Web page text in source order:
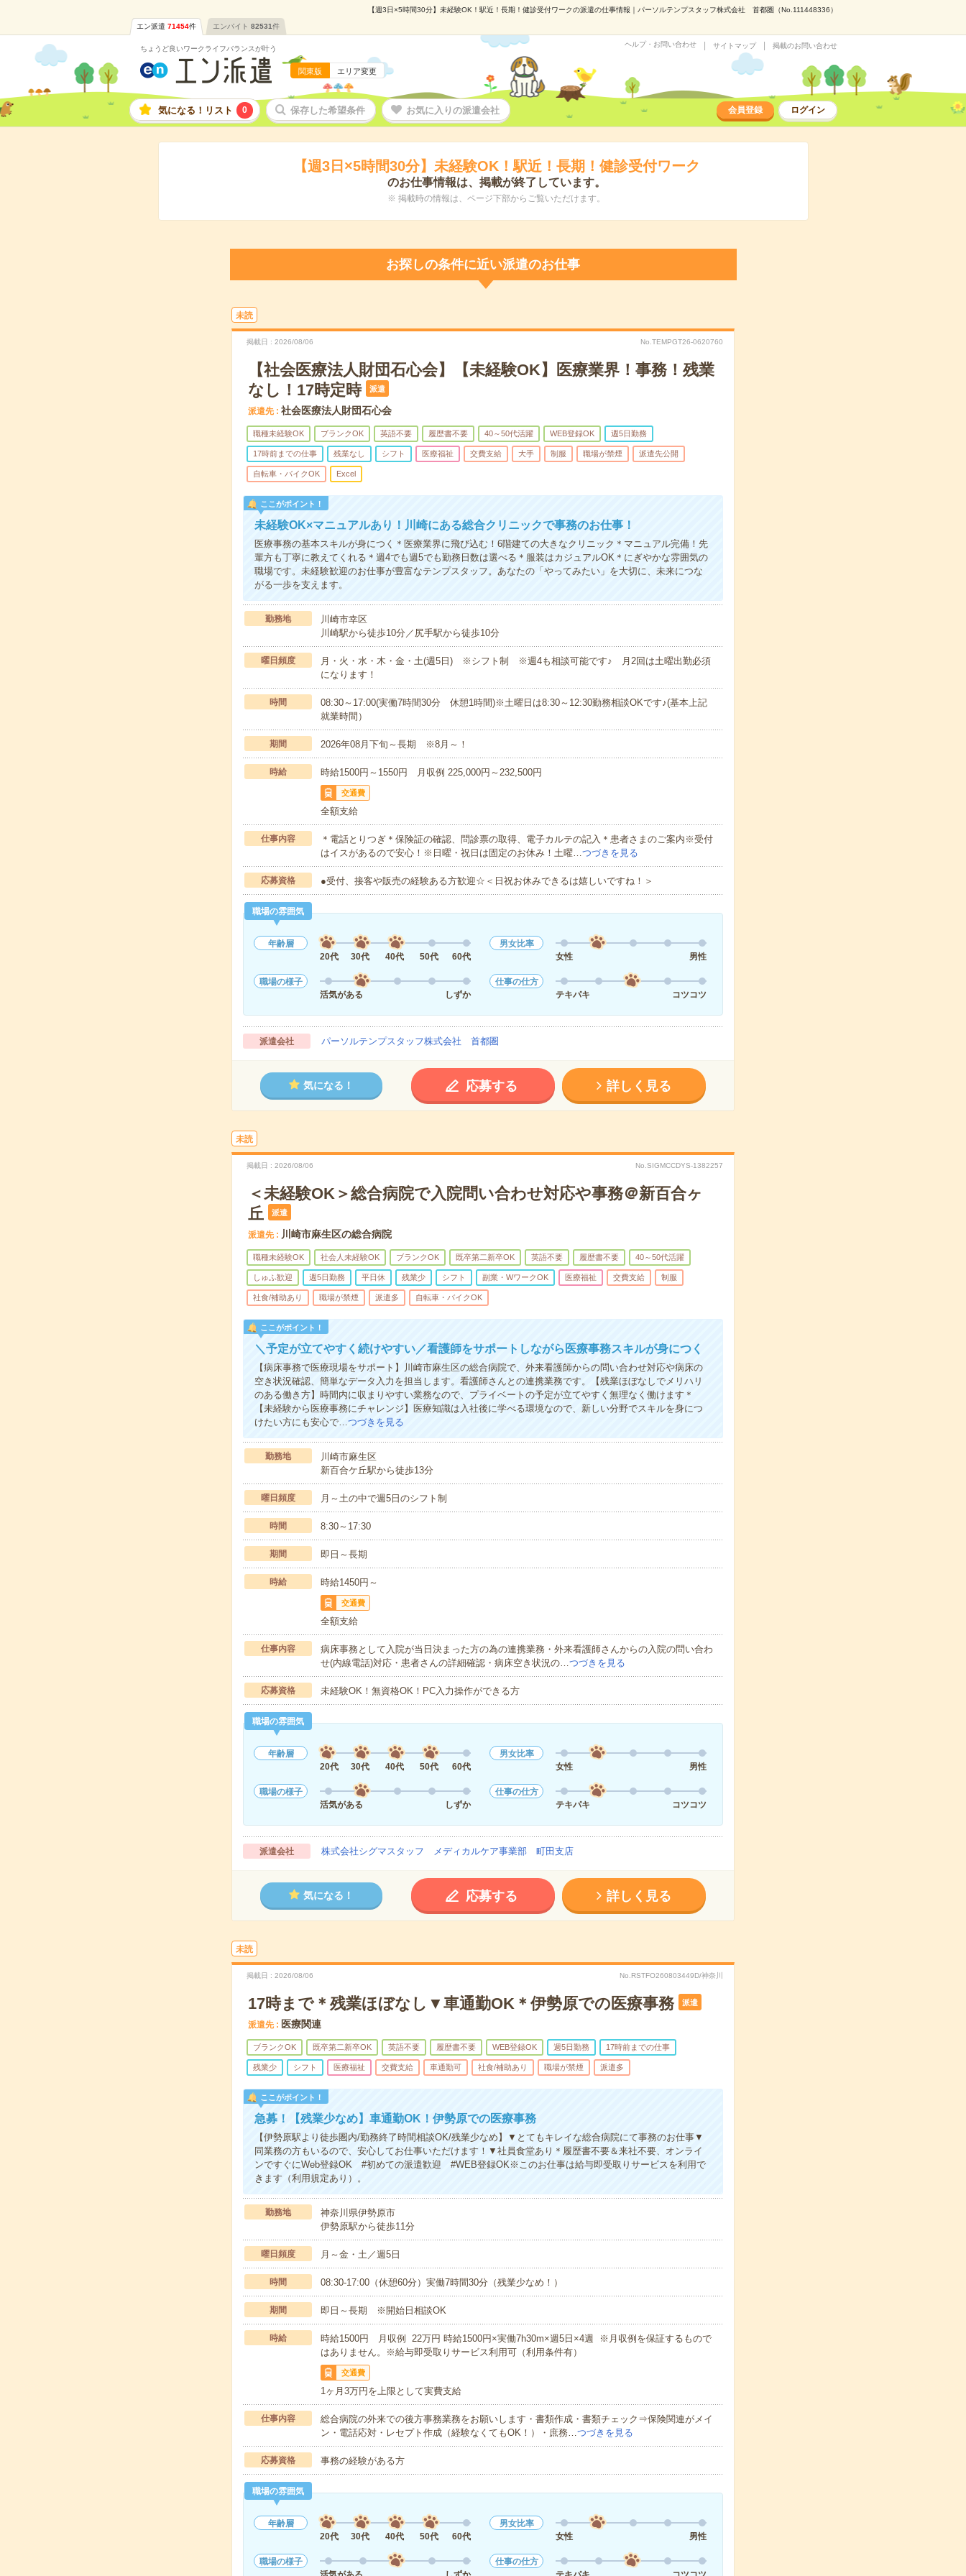
【週3日×5時間30分】未経験OK！駅近！長期！健診受付ワークの派遣の仕事情報｜パーソルテンプスタッフ株式会社 首都圏（No.111448336）
エン派遣 71454件 エンバイト 82531件
ちょうど良いワークライフバランスが叶う
関東版 エリア変更
ヘルプ・お問い合わせ サイトマップ 掲載のお問い合わせ
気になる！リスト 0 保存した希望条件 お気に入りの派遣会社 会員登録 ログイン
【週3日×5時間30分】未経験OK！駅近！長期！健診受付ワーク
のお仕事情報は、掲載が終了しています。
※ 掲載時の情報は、ページ下部からご覧いただけます。
お探しの条件に近い派遣のお仕事
未読
掲載日 2026/08/06 No.TEMPGT26-0620760
【社会医療法人財団石心会】【未経験OK】医療業界！事務！残業
なし！17時定時
派遣
派遣先 社会医療法人財団石心会
職種未経験OK ブランクOK 英語不要 履歴書不要 40～50代活躍 WEB登録OK 週5日勤務
17時前までの仕事 残業なし シフト 医療福祉 交費支給 大手 制服 職場が禁煙 派遣先公開
自転車・バイクOK Excel
ここがポイント！
未経験OK×マニュアルあり！川崎にある総合クリニックで事務のお仕事！
医療事務の基本スキルが身につく＊医療業界に飛び込む！6階建ての大きなクリニック＊マニュアル完備！先
輩方も丁寧に教えてくれる＊週4でも週5でも勤務日数は選べる＊服装はカジュアルOK＊にぎやかな雰囲気の
職場です。未経験歓迎のお仕事が豊富なテンプスタッフ。あなたの「やってみたい」を大切に、未来につな
がる一歩を支えます。
勤務地
川崎市幸区
川崎駅から徒歩10分／尻手駅から徒歩10分
曜日頻度
月・火・水・木・金・土(週5日) ※シフト制 ※週4も相談可能です♪ 月2回は土曜出勤必須
になります！
時間
08:30～17:00(実働7時間30分 休憩1時間)※土曜日は8:30～12:30勤務相談OKです♪(基本上記
就業時間）
期間 2026年08月下旬～長期 ※8月～！
時給 時給1500円～1550円 月収例 225,000円～232,500円
交通費
全額支給
仕事内容
＊電話とりつぎ＊保険証の確認、問診票の取得、電子カルテの記入＊患者さまのご案内※受付
はイスがあるので安心！※日曜・祝日は固定のお休み！土曜…つづきを見る
応募資格 ●受付、接客や販売の経験ある方歓迎☆＜日祝お休みできるは嬉しいですね！＞
職場の雰囲気
年齢層
20代
30代 40代 50代 60代
男女比率
女性
男性
職場の様子
活気がある
しずか
仕事の仕方
テキパキ
コツコツ
派遣会社 パーソルテンプスタッフ株式会社 首都圏
気になる！ 応募する 詳しく見る
未読
掲載日 2026/08/06 No.SIGMCCDYS-1382257
＜未経験OK＞総合病院で入院問い合わせ対応や事務＠新百合ヶ
丘
派遣
派遣先 川崎市麻生区の総合病院
職種未経験OK 社会人未経験OK ブランクOK 既卒第二新卒OK 英語不要 履歴書不要 40～50代活躍
しゅふ歓迎 週5日勤務 平日休 残業少 シフト 副業・WワークOK 医療福祉 交費支給 制服
社食/補助あり 職場が禁煙 派遣多 自転車・バイクOK
ここがポイント！
＼予定が立てやすく続けやすい／看護師をサポートしながら医療事務スキルが身につく
【病床事務で医療現場をサポート】川崎市麻生区の総合病院で、外来看護師からの問い合わせ対応や病床の
空き状況確認、簡単なデータ入力を担当します。看護師さんとの連携業務です。【残業ほぼなしでメリハリ
のある働き方】時間内に収まりやすい業務なので、プライベートの予定が立てやすく無理なく働けます＊
【未経験から医療事務にチャレンジ】医療知識は入社後に学べる環境なので、新しい分野でスキルを身につ
けたい方にも安心で…つづきを見る
勤務地
川崎市麻生区
新百合ケ丘駅から徒歩13分
曜日頻度 月～土の中で週5日のシフト制
時間 8:30～17:30
期間 即日～長期
時給 時給1450円～
交通費
全額支給
仕事内容
病床事務として入院が当日決まった方の為の連携業務・外来看護師さんからの入院の問い合わ
せ(内線電話)対応・患者さんの詳細確認・病床空き状況の…つづきを見る
応募資格 未経験OK！無資格OK！PC入力操作ができる方
職場の雰囲気
年齢層
20代
30代 40代 50代 60代
男女比率
女性
男性
職場の様子
活気がある
しずか
仕事の仕方
テキパキ
コツコツ
派遣会社 株式会社シグマスタッフ メディカルケア事業部 町田支店
気になる！ 応募する 詳しく見る
未読
掲載日 2026/08/06 No.RSTFO260803449D/神奈川
17時まで＊残業ほぼなし▼車通勤OK＊伊勢原での医療事務 派遣
派遣先 医療関連
ブランクOK 既卒第二新卒OK 英語不要 履歴書不要 WEB登録OK 週5日勤務 17時前までの仕事
残業少 シフト 医療福祉 交費支給 車通勤可 社食/補助あり 職場が禁煙 派遣多
ここがポイント！
急募！【残業少なめ】車通勤OK！伊勢原での医療事務
【伊勢原駅より徒歩圏内/勤務終了時間相談OK/残業少なめ】▼とてもキレイな総合病院にて事務のお仕事▼
同業務の方もいるので、安心してお仕事いただけます！▼社員食堂あり＊履歴書不要＆来社不要、オンライ
ンですぐにWeb登録OK #初めての派遣歓迎 #WEB登録OK※このお仕事は給与即受取りサービスを利用で
きます（利用規定あり）。
勤務地
神奈川県伊勢原市
伊勢原駅から徒歩11分
曜日頻度 月～金・土／週5日
時間 08:30-17:00（休憩60分）実働7時間30分（残業少なめ！）
期間 即日～長期 ※開始日相談OK
時給
時給1500円 月収例 22万円 時給1500円×実働7h30m×週5日×4週 ※月収例を保証するもので
はありません。※給与即受取りサービス利用可（利用条件有）
交通費
1ヶ月3万円を上限として実費支給
仕事内容
総合病院の外来での後方事務業務をお願いします・書類作成・書類チェック⇒保険関連がメイ
ン・電話応対・レセプト作成（経験なくてもOK！）・庶務…つづきを見る
応募資格 事務の経験がある方
職場の雰囲気
年齢層
20代
30代 40代 50代 60代
男女比率
女性
男性
職場の様子
仕事の仕方